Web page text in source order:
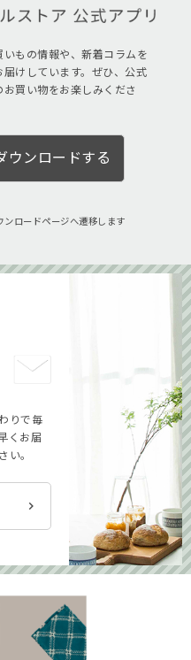
いもの情報や、新着コラムを
届けしています。ぜひ、公式
お買い物をお楽しみくださ
ウンロードする
ンロードページへ遷移します
りで毎
くお届
い。